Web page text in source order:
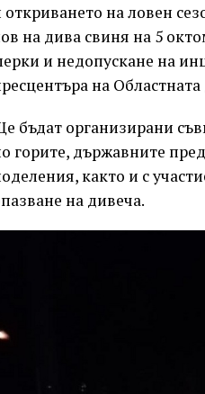
откриването на ловен
на дива свиня на 5
и недопускане на
на
бъдат организирани
горите, държавните
както и с
на дивеча.